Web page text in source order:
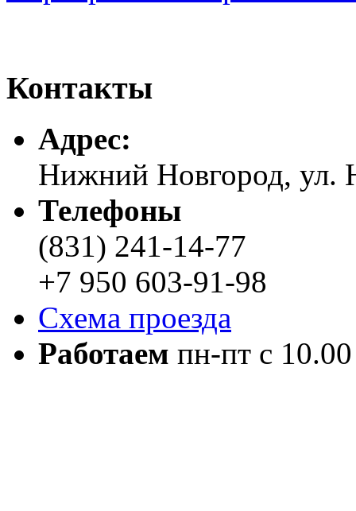
Контакты
Адреc:
Нижний Новгород, ул.
Телефоны
(831) 241-14-77
+7 950 603-91-98
Схема проезда
Работаем пн-пт с